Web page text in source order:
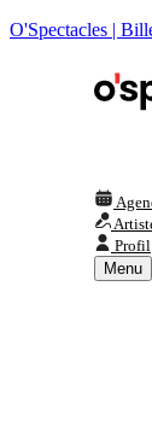
O'Spectacles |
Profil
Menu